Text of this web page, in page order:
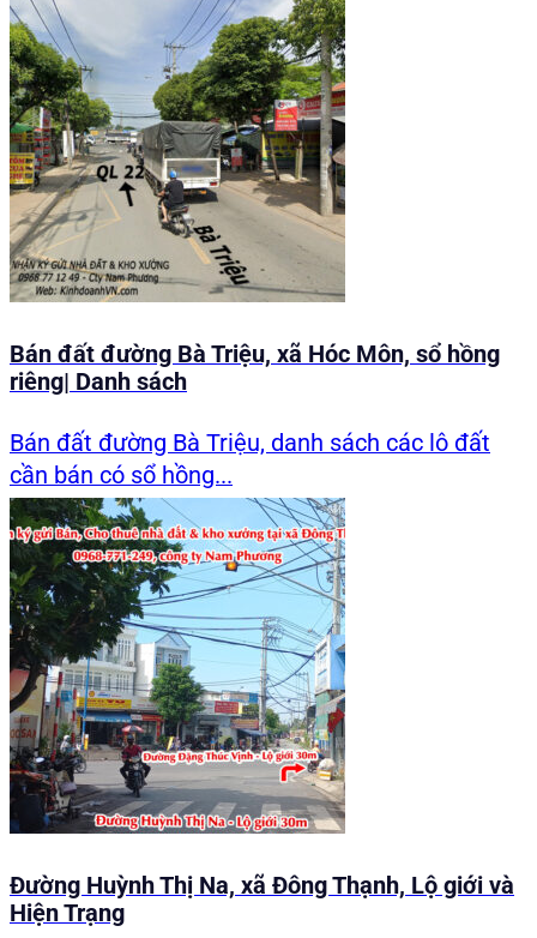
Bán đất đường Bà Triệu, xã Hóc Môn, sổ hồng
riêng| Danh sách
Bán đất đường Bà Triệu, danh sách các lô đất
cần bán có sổ hồng...
Đường Huỳnh Thị Na, xã Đông Thạnh, Lộ giới và
Hiện Trạng